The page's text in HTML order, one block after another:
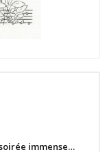
immense…